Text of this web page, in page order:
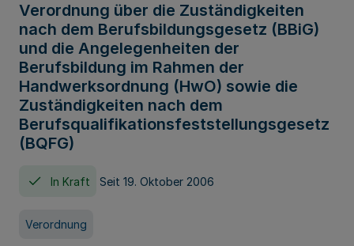
Verordnung über die Zuständigkeiten
nach dem Berufsbildungsgesetz (BBiG)
und die Angelegenheiten der
Berufsbildung im Rahmen der
Handwerksordnung (HwO) sowie die
Zuständigkeiten nach dem
Berufsqualifikationsfeststellungsgesetz
(BQFG)
In Kraft Seit 19. Oktober 2006
Verordnung